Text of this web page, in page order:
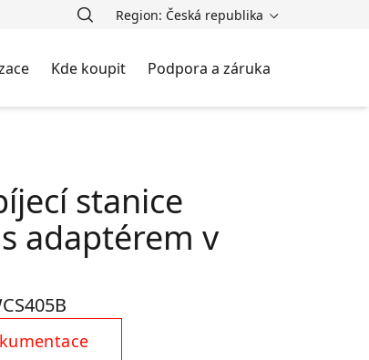
Region: Česká republika
Kde koupit Podpora a záruka
stanice
adaptérem v